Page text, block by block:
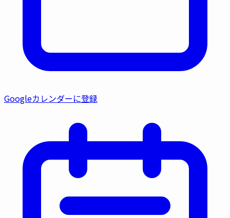
Googleカレンダーに登録